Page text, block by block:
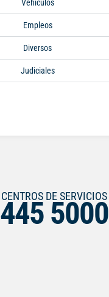
Vehículos
Empleos
Diversos
Judiciales
CENTROS DE SERVICIOS
445 5000